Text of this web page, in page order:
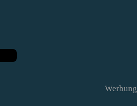
Werbung